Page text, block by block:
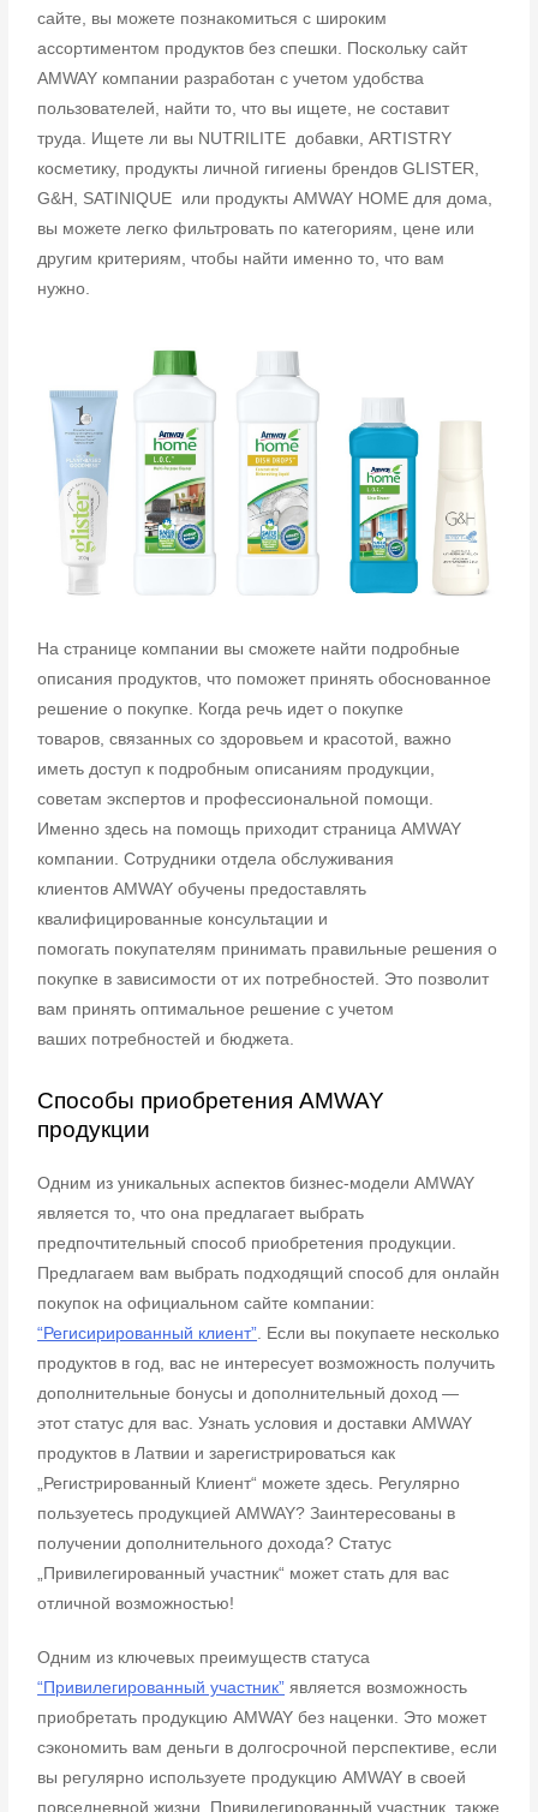
сайте, вы можете познакомиться с широким
ассортиментом продуктов без спешки. Посколькусайт
AMWAY компании разработан с учетом удобства
пользователей, найти то, что вы ищете, не составит
труда. Ищете ли вы NUTRILITE добавки, ARTISTRY
косметику, продукты личной гигиены брендов GLISTER,
G&H, SATINIQUE или продукты AMWAY HOME для дома,
вы можете легко фильтровать по категориям, цене или
другим критериям, чтобы найти именно то, что вам
нужно.
На странице компании вы сможете найти подробные
описания продуктов, что поможет принять обоснованное
решение о покупке. Когда речь идет о покупке
товаров,связанных со здоровьем и красотой, важно
иметь доступ к подробным описаниям продукции,
советам экспертов и профессиональной помощи.
Именно здесь на помощь приходит страница AMWAY
компании. Сотрудники отдела обслуживания
клиентовAMWAY обучены предоставлять
квалифицированные консультации и
помогать покупателям принимать правильные решения о
покупке в зависимости от их потребностей. Это позволит
вам принять оптимальное решение с учетом
ваших потребностей и бюджета.
Способы приобретения AMWAY
продукции
Одним из уникальных аспектов бизнес-модели AMWAY
является то, что она предлагает выбрать
предпочтительный способ приобретения продукции.
Предлагаем вам выбрать подходящий способ для онлайн
покупок на официальном сайте компании:
“Регисирированный клиент” . Если вы покупаете несколько
продуктов в год, вас не интересует возможность получить
дополнительные бонусы и дополнительный доход —
этот статус для вас. Узнать условия и доставки AMWAY
продуктов в Латвии изарегистрироваться как
„Регистрированный Клиент“ можете здесь.
Регулярно
пользуетесь продукцией AMWAY? Заинтересованы в
получении дополнительного дохода? Статус
„Привилегированный участник“ может стать для вас
отличной возможностью!
Одним из ключевых преимуществ статуса
“Привилегированный участник” является возможность
приобретать продукцию AMWAY без наценки. Это может
сэкономить вам деньги в долгосрочной перспективе, если
вы регулярно используете продукциюAMWAY в своей
повседневной жизни.
Привилегированный участник, также